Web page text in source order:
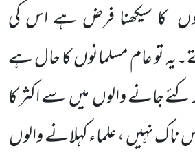
کا سیکھنا فرض ہے اس کی
تو عام مسلمانوںکا حال ہے
کئے جانے والوںمیںسے اکثر کا
ناک نہیں ، علماء کہلانے والوں